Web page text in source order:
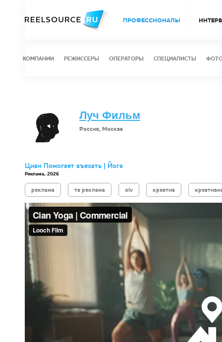
ПРОФЕССИОНАЛЫ
КОМПАНИИ РЕЖИССЕРЫ ОПЕРАТОРЫ СПЕЦИАЛИСТЫ
Луч Фильм
Россия, Москва
Циан Помогает въехать | Йога
Реклама, 2026
реклама тв реклама olv креатив